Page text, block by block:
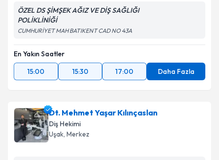
ÖZEL DS ŞİMŞEK AĞIZ VE DİŞ SAĞLIĞI
POLİKLİNİĞİ
CUMHURİYET MAH BATIKENT CAD NO 43A
En Yakın Saatler
15:00
15:30 17:00 Daha Fazla
Dt. Mehmet Yaşar Kılınçaslan
Diş Hekimi
Uşak, Merkez